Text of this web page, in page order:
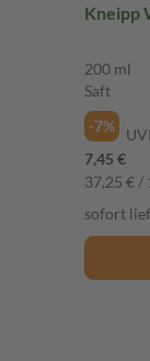
Kneipp
200 ml
Saft
-7%
7,45 €
37,25 € /
sofort